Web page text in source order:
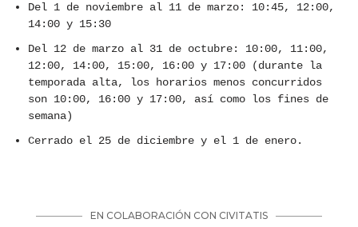
Del 1 de noviembre al 11 de marzo: 10:45, 12:00,
14:00 y 15:30
Del 12 de marzo al 31 de octubre: 10:00, 11:00,
12:00, 14:00, 15:00, 16:00 y 17:00 (durante la
temporada alta, los horarios menos concurridos
son 10:00, 16:00 y 17:00, así como los fines de
semana)
Cerrado el 25 de diciembre y el 1 de enero.